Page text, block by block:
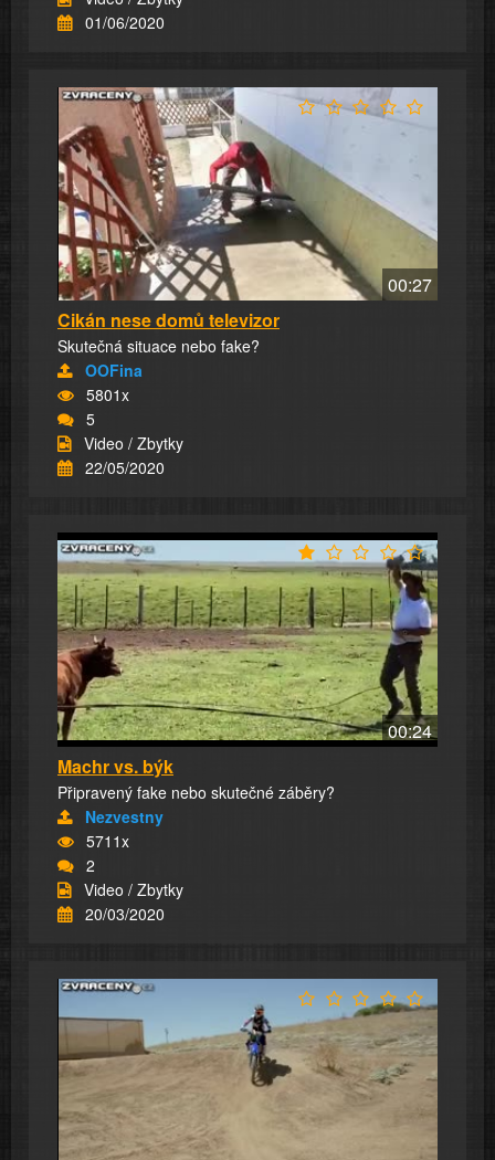
01/06/2020
00:27
Cikán nese domů televizor
Skutečná situace nebo fake?
OOFina
5801x
5
Video / Zbytky
22/05/2020
00:24
Machr vs. býk
Připravený fake nebo skutečné záběry?
Nezvestny
5711x
2
Video / Zbytky
20/03/2020